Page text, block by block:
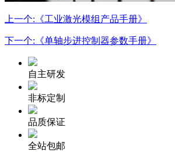
上一个:《工业激光模组产品手册》
下一个:《单轴步进控制器参数手册》
自主研发
非标定制
品质保证
全站包邮